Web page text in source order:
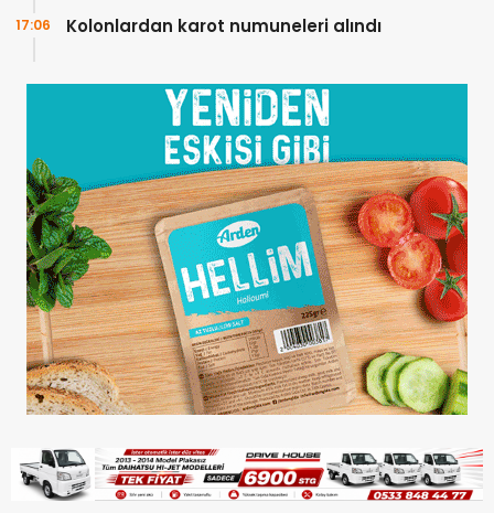
Kolonlardan karot numuneleri alındı
17:06